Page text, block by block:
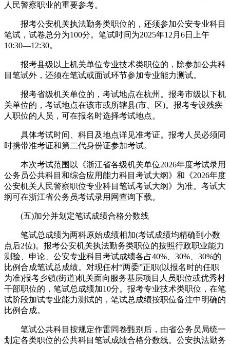
人民警察职业的重要参考。
报考公安机关执法勤务类职位的，还须参加公安专业科目
笔试，试卷总分为100分。笔试时间为2025年12月6日上午
10:30—12:30。
报考县级以上机关单位专业技术类职位的，除参加公共科
目笔试外，还须在笔试或面试环节参加专业能力测试。
报考省级机关单位的，考试地点在杭州。报考市级以下机
关单位的，考试地点在该市或所辖县(市、区)。报考专设残疾
人职位的人员，可在报名时选择考试地点。
具体考试时间、科目及地点详见准考证。报考人员必须同
时携带准考证和第二代身份证参加考试。
本次考试范围以《浙江省各级机关单位2026年度考试录用
公务员公共科目和综合应用能力科目考试大纲》和《2026年度
公安机关人民警察职位专业科目笔试考试大纲》为准。考试大
纲可在浙江省公务员考试录用网查询下载。
(五)加分并划定笔试成绩合格分数线
笔试总成绩为两科原始成绩相加(考试成绩均精确到小数
点后2位)。报考公安机关执法勤务类职位的按照行政职业能力
测验、申论、公安专业科目考试成绩各占40%、30%、30%的
比例合成笔试总成绩。对现任村“两委”正职(以报名时的任职
为准)报考乡镇(街道)机关面向服务基层项目人员职位或优秀村
干部职位的，笔试总成绩加10分。报考专业技术类职位，在笔
试阶段加试专业能力测试的，笔试总成绩按职位备注中明确的
比例合成。
笔试公共科目按规定作雷同卷甄别后，由省公务员局统一
划定各类职位的公共科目笔试成绩合格分数线。公安执法勤务